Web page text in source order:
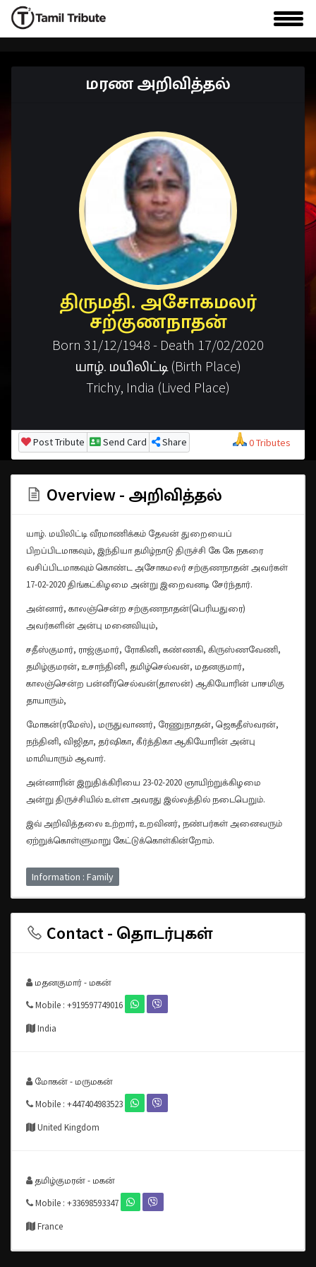
மரண அறிவித்தல்
திருமதி. அசோகமலர்
சற்குணநாதன்
Born 31/12/1948 - Death 17/02/2020
யாழ். மயிலிட்டி (Birth Place)
Trichy, India (Lived Place)
Post Tribute Send Card Share 0 Tributes
Overview - அறிவித்தல்
யாழ். மயிலிட்டி வீரமாணிக்கம் தேவன் துறையைப்
பிறப்பிடமாகவும், இந்தியா தமிழ்நாடு திருச்சி கே கே நகரை
வசிப்பிடமாகவும் கொண்ட அசோகமலர் சற்குணநாதன் அவர்கள்
17-02-2020 திங்கட்கிழமை அன்று இறைவனடி சேர்ந்தார்.
அன்னார், காலஞ்சென்ற சற்குணநாதன்(பெரியதுரை)
அவர்களின் அன்பு மனைவியும்,
சதீஸ்குமார், ராஜ்குமார், ரோகினி, கண்ணகி, கிருஸ்ணவேணி,
தமிழ்குமரன், உசாந்தினி, தமிழ்செல்வன், மதனகுமார்,
காலஞ்சென்ற பன்னீர்செல்வன்(தாஸன்) ஆகியோரின் பாசமிகு
தாயாரும்,
மோகன்(ரமேஸ்), மருதுவாணர், ரேணுநாதன், ஜெகதீஸ்வரன்,
நந்தினி, விஜிதா, தர்ஷிகா, கீர்த்திகா ஆகியோரின் அன்பு
மாமியாரும் ஆவார்.
அன்னாரின் இறுதிக்கிரியை 23-02-2020 ஞாயிற்றுக்கிழமை
அன்று திருச்சியில் உள்ள அவரது இல்லத்தில் நடைபெறும்.
இவ் அறிவித்தலை உற்றார், உறவினர், நண்பர்கள் அனைவரும்
ஏற்றுக்கொள்ளுமாறு கேட்டுக்கொள்கின்றோம்.
Information : Family
Contact - தொடர்புகள்
மதனகுமார் - மகன்
Mobile : +919597749016
India
மோகன் - மருமகன்
Mobile : +447404983523
United Kingdom
தமிழ்குமரன் - மகன்
Mobile : +33698593347
France